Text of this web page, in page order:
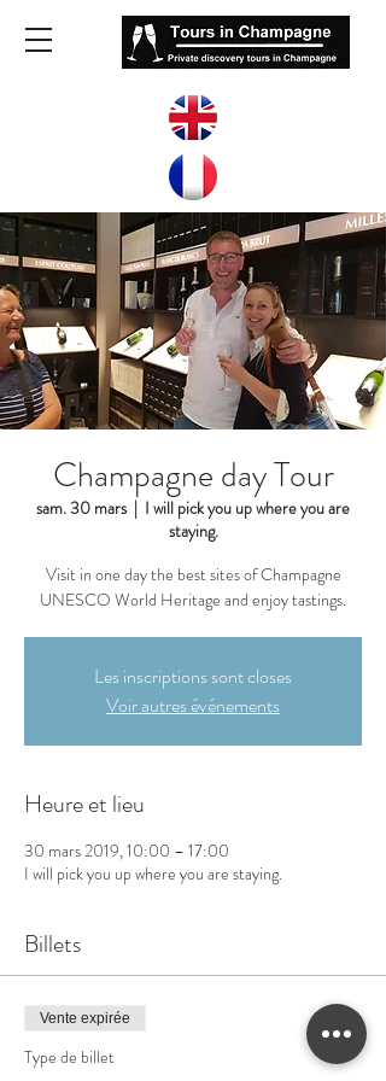
Champagne day Tour
sam. 30 mars
  |
I will pick you up where you are
staying.
Visit in one day the best sites of Champagne
UNESCO World Heritage and enjoy tastings.
Les inscriptions sont closes
Voir autres événements
Heure et lieu
30 mars 2019, 10:00 – 17:00
I will pick you up where you are staying.
Billets
Vente expirée
Type de billet